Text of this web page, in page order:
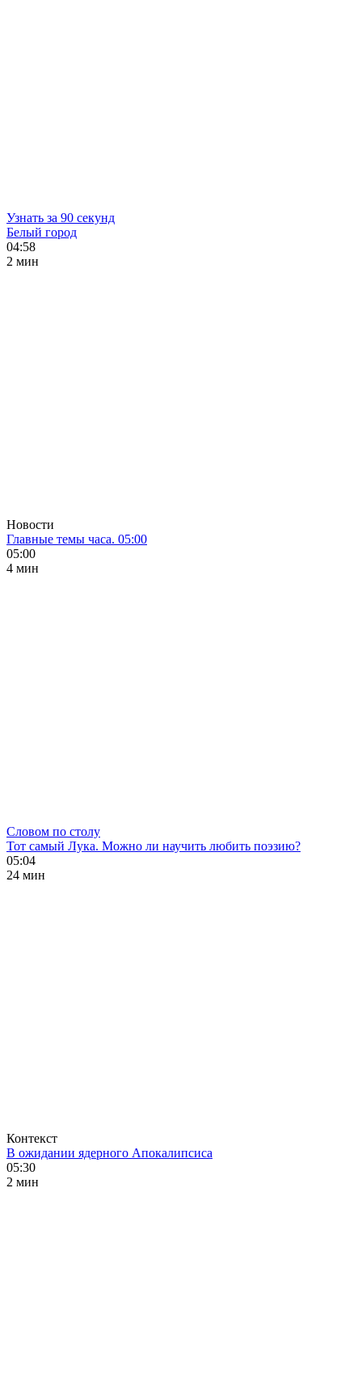
Узнать за 90 секунд
Белый город
04:58
2 мин
Новости
Главные темы часа. 05:00
05:00
4 мин
Словом по столу
Тот самый Лука. Можно ли научить любить поэзию?
05:04
24 мин
Контекст
В ожидании ядерного Апокалипсиса
05:30
2 мин